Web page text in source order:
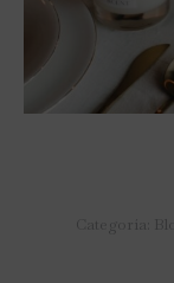
Categoría: